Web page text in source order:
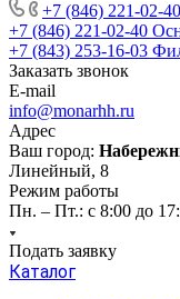
+7 (846) 221-02-40
+7 (846) 221-02-40
+7 (843) 253-16-03
Заказать звонок
E-mail
info@monarhh.ru
Адрес
Ваш город:
Линейный, 8
Режим работы
Пн. – Пт.: с 8:00 до
Подать заявку
Каталог